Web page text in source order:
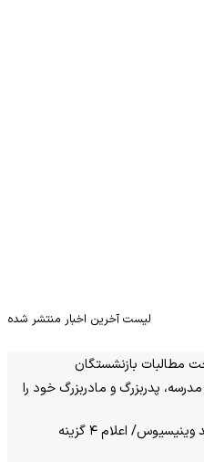
لیست آخرین اخبار منتشر شده
مطالبات بازنشستگان
پدربزرگ و مادربزرگ خود را
واکنش آرسنال به ناکامی در خرید وینیسیوس/ اعلام ۴ گزینه